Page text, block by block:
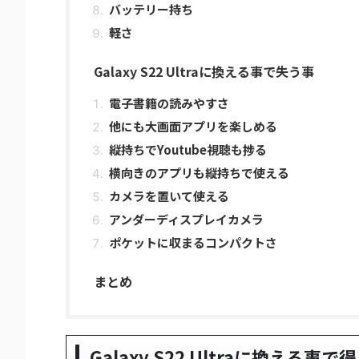
バッテリー持ち
軽さ
Galaxy S22 Ultraに換える事で失う事
電子書籍の読みやすさ
他にも大画面アプリを楽しめる
縦持ちでYoutube視聴も捗る
横向きのアプリも縦持ちで使える
カメラを置いて使える
アンダーディスプレイカメラ
ポケットに収まるコンパクトさ
まとめ